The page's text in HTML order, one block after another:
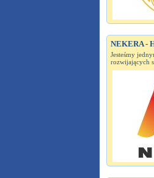
NEKERA -
Jesteśmy
rozwijających